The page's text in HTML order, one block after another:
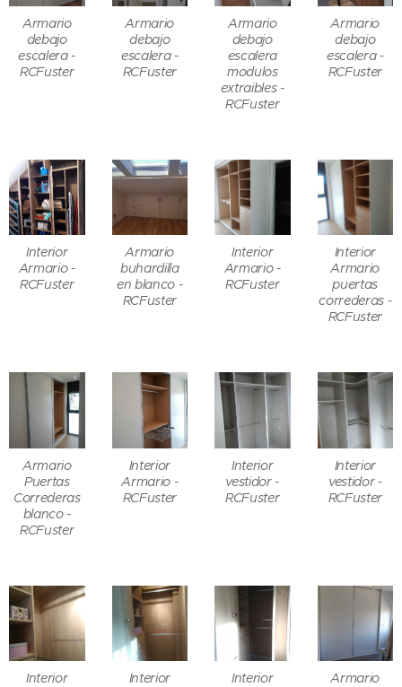
Armario
debajo
escalera -
RCFuster
Armario
debajo
escalera -
RCFuster
Armario
debajo
escalera
modulos
extraibles -
RCFuster
Armario
debajo
escalera -
RCFuster
Interior
Armario -
RCFuster
Armario
buhardilla
en blanco -
RCFuster
Interior
Armario -
RCFuster
Interior
Armario
puertas
correderas -
RCFuster
Armario
Puertas
Correderas
blanco -
RCFuster
Interior
Armario -
RCFuster
Interior
vestidor -
RCFuster
Interior
vestidor -
RCFuster
Interior
Interior
Interior
Armario